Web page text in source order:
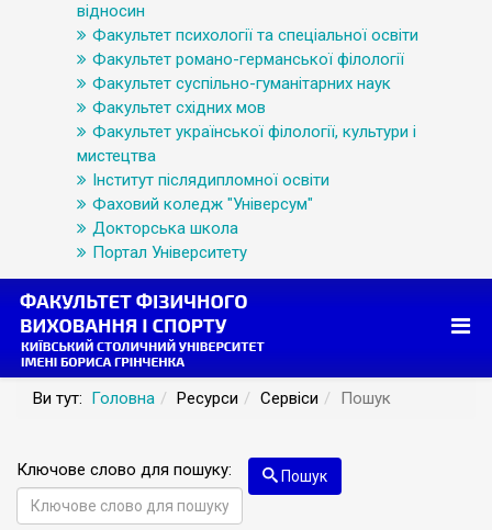
відносин
Факультет психології та спеціальної освіти
Факультет романо-германської філології
Факультет суспільно-гуманітарних наук
Факультет східних мов
Факультет української філології, культури і
мистецтва
Інститут післядипломної освіти
Фаховий коледж "Універсум"
Докторська школа
Портал Університету
Ви тут: Головна Ресурси Сервіси Пошук
Ключове слово для пошуку: Пошук